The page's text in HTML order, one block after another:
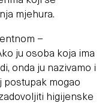
mjehura.
–
ju osoba koja ima
onda ju nazivamo i
postupak mogao
higijenske